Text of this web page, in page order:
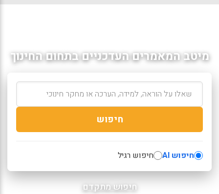
מיטב המאמרים העדכניים בתחום החינוך
חיפוש
חיפוש AI חיפוש רגיל
חיפוש מתקדם